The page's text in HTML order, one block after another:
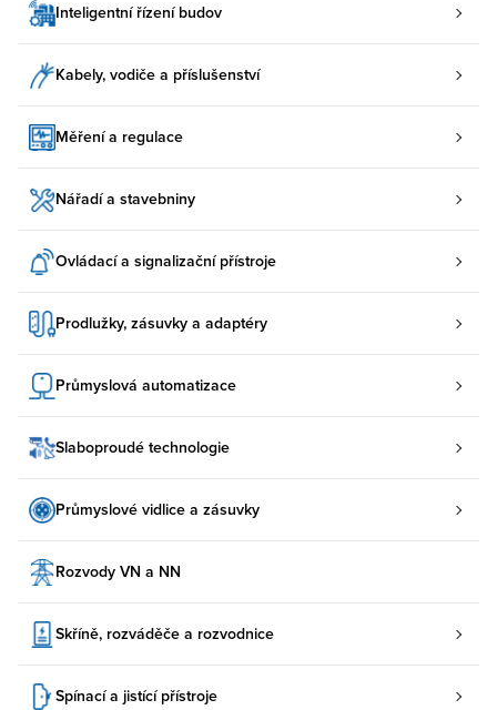
Inteligentní řízení budov
Kabely, vodiče a příslušenství
Měření a regulace
Nářadí a stavebniny
Ovládací a signalizační přístroje
Prodlužky, zásuvky a adaptéry
Průmyslová automatizace
Slaboproudé technologie
Průmyslové vidlice a zásuvky
Rozvody VN a NN
Skříně, rozváděče a rozvodnice
Spínací a jistící přístroje